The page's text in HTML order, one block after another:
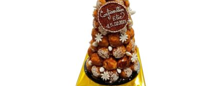
LIRE LA SUITE